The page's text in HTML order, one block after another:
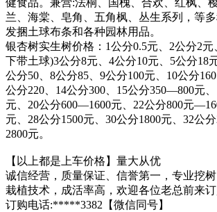
兰、海棠、皂角、五角枫、丛生系列，等
发捆土球布条和各种园林用品。
银杏树实生树价格：1公分0.5元、2公分2元
下带土球)3公分8元、4公分10元、5公分18
公分50、8公分85、9公分100元、10公分
公分220、14公分300、15公分350—800元
元、20公分600—1600元、22公分800元
元、28公分1500元、30公分1800元、32公
2800元。
【以上都是上车价格】量大从优
诚信经营，质量保证、信誉第一，专业挖
栽植技术，成活率高，欢迎各位老总前来订
订购电话:*****3382【微信同号】